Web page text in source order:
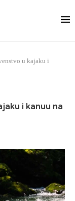
u kajaku i
i kanuu na